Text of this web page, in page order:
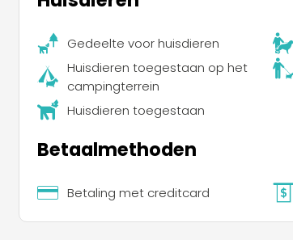
Gedeelte voor huisdieren
Huisdieren toegestaan op het
campingterrein
Huisdieren toegestaan
Betaalmethoden
Betaling met creditcard